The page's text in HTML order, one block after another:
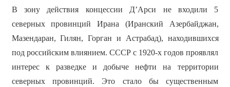
В зону действия концессии Д’Арси не входили 5
северных провинций Ирана (Иранский Азербайджан,
Мазендаран, Гилян, Горган и Астрабад), находившихся
под российским влиянием. СССР с 1920-х годов проявлял
интерес к разведке и добыче нефти на территории
северных провинций. Это стало бы существенным